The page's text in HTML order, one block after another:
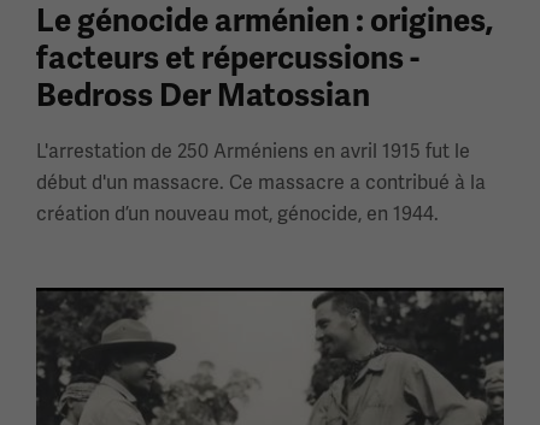
Le génocide arménien : origines,
facteurs et répercussions -
Bedross Der Matossian
L'arrestation de 250 Arméniens en avril 1915 fut le
début d'un massacre. Ce massacre a contribué à la
création d’un nouveau mot, génocide, en 1944.